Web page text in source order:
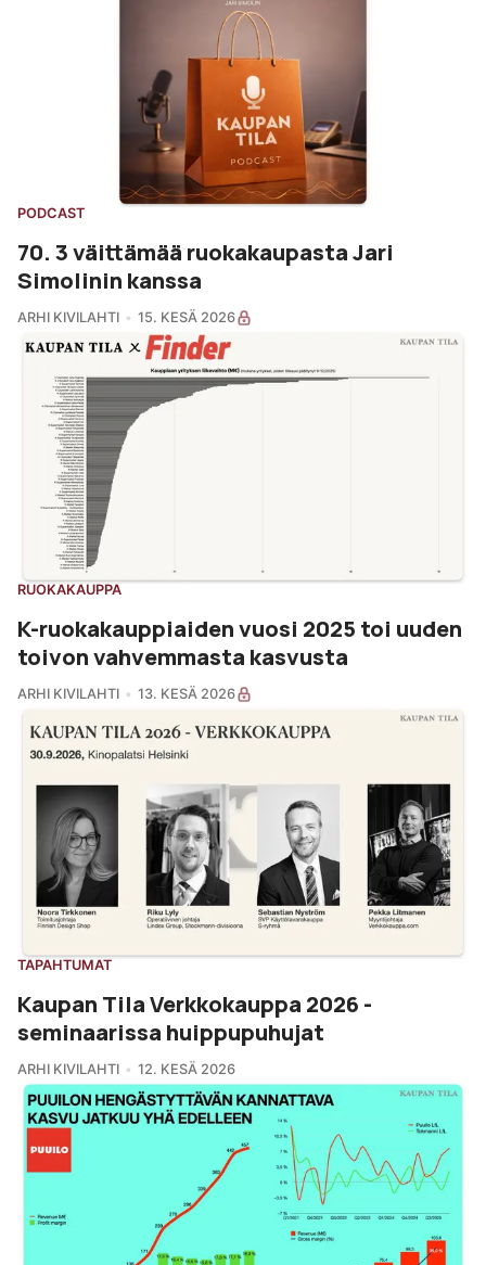
PODCAST
70. 3 väittämää ruokakaupasta Jari
Simolinin kanssa
ARHI KIVILAHTI 15. KESÄ 2026
RUOKAKAUPPA
K-ruokakauppiaiden vuosi 2025 toi uuden
toivon vahvemmasta kasvusta
ARHI KIVILAHTI 13. KESÄ 2026
TAPAHTUMAT
Kaupan Tila Verkkokauppa 2026 -
seminaarissa huippupuhujat
ARHI KIVILAHTI 12. KESÄ 2026